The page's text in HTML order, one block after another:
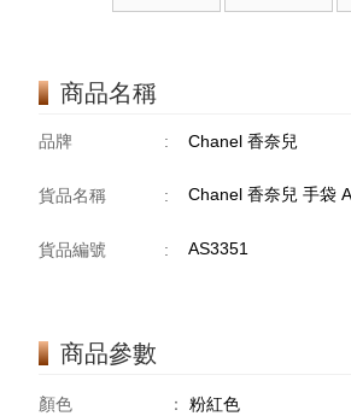
商品名稱
品牌 : Chanel 香奈兒
貨品名稱 : Chanel 香奈兒 手袋
貨品編號 : AS3351
商品參數
顏色 ： 粉紅色